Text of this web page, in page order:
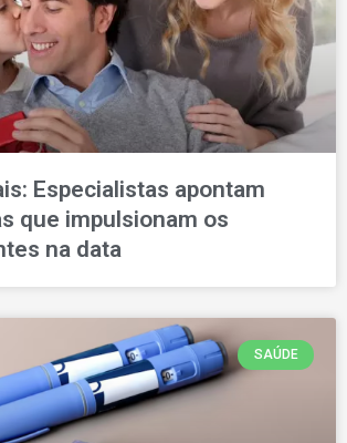
Especialistas apontam
que impulsionam os
na data
SAÚDE